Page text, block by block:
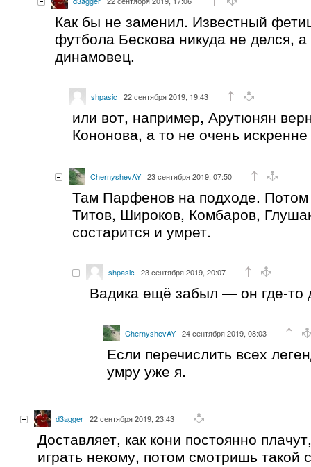
Как бы не заменил. Известный
футбола Бескова никуда не делся,
динамовец.
shpasic 22 сентября 2019, 19:43
или вот, например, Арутюнян
Кононова, а то не очень искренне
ChernyshevAY 23 сентября 2019, 07:50
Там Парфенов на подходе.
Титов, Широков, Комбаров,
состарится и умрет.
shpasic 23 сентября 2019, 20:07
Вадика ещё забыл — он где-
ChernyshevAY 24 сентября 2019, 08:03
Если перечислить всех
умру уже я.
d3agger 22 сентября 2019, 23:43
Доставляет, как кони постоянно
играть некому, потом смотришь такой